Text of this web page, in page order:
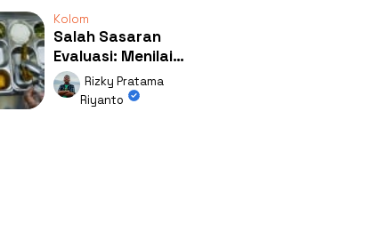
Kolom
Salah Sasaran
Evaluasi: Menilai
Program MBG Lewat
Respons Anak Itu
Rizky Pratama
Riyanto